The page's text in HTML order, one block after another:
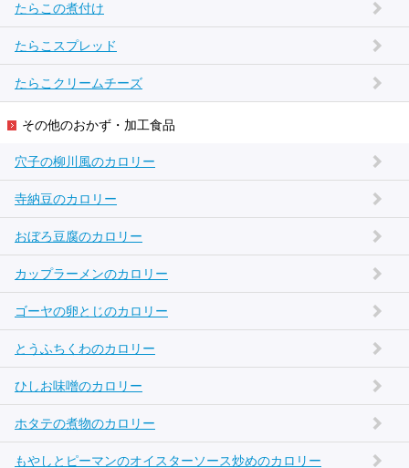
たらこの煮付け
たらこスプレッド
たらこクリームチーズ
その他のおかず・加工食品
穴子の柳川風のカロリー
寺納豆のカロリー
おぼろ豆腐のカロリー
カップラーメンのカロリー
ゴーヤの卵とじのカロリー
とうふちくわのカロリー
ひしお味噌のカロリー
ホタテの煮物のカロリー
もやしとピーマンのオイスターソース炒めのカロリー